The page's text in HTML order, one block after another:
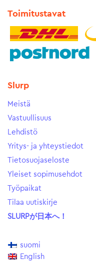
Toimitustavat
Slurp
Meistä
Vastuullisuus
Lehdistö
Yritys- ja yhteystiedot
Tietosuojaseloste
Yleiset sopimusehdot
Työpaikat
Tilaa uutiskirje
SLURPが日本へ！
suomi
English